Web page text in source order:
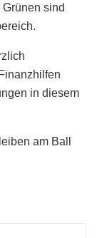
sind
in diesem
am Ball